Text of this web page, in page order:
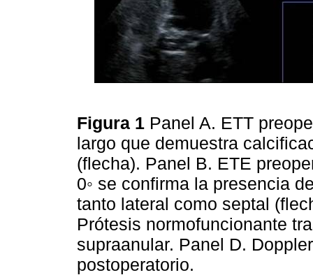
Figura 1 Panel A. ETT
largo que demuestra
(flecha). Panel B. ETE
0◦ se confirma la presencia
tanto lateral como septal
Prótesis normofuncionante
supraanular. Panel D.
postoperatorio.